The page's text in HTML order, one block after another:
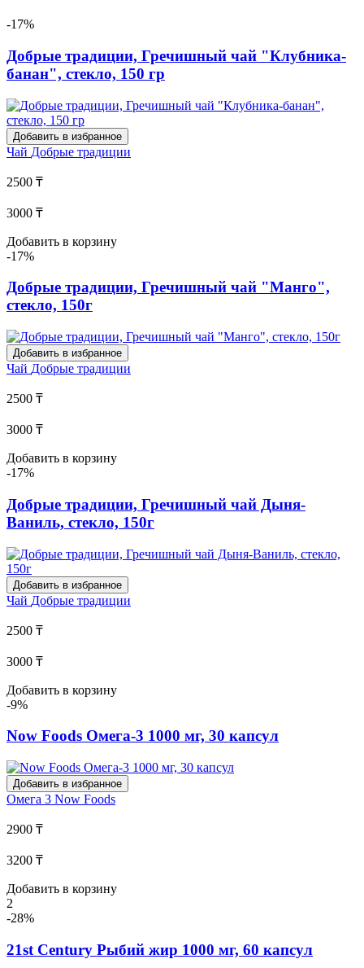
-17%
Добрые традиции, Гречишный чай "Клубника-
банан", стекло, 150 гр
Добавить в избранное
Чай Добрые традиции
2500 ₸
3000 ₸
Добавить в корзину
-17%
Добрые традиции, Гречишный чай "Манго",
стекло, 150г
Добавить в избранное
Чай Добрые традиции
2500 ₸
3000 ₸
Добавить в корзину
-17%
Добрые традиции, Гречишный чай Дыня-
Ваниль, стекло, 150г
Добавить в избранное
Чай Добрые традиции
2500 ₸
3000 ₸
Добавить в корзину
-9%
Now Foods Омега-3 1000 мг, 30 капсул
Добавить в избранное
Омега 3 Now Foods
2900 ₸
3200 ₸
Добавить в корзину
2
-28%
21st Century Рыбий жир 1000 мг, 60 капсул